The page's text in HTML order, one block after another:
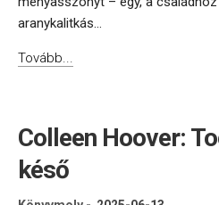
aranykalitkás...
Tovább...
Colleen Hoover:
késő